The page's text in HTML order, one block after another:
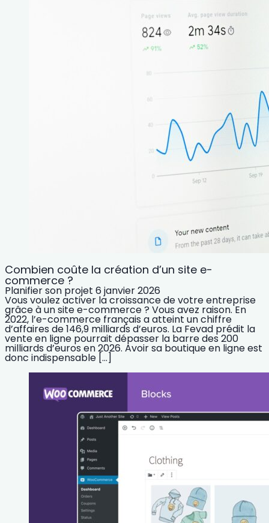
Combien coûte la création d’un site e-
commerce ?
Planifier son projet 6 janvier 2026
Vous voulez activer la croissance de votre entreprise
grâce à un site e-commerce ? Vous avez raison. En
2022, l’e-commerce français a atteint un chiffre
d’affaires de 146,9 milliards d’euros. La Fevad prédit la
vente en ligne pourrait dépasser la barre des 200
milliards d’euros en 2026. Avoir sa boutique en ligne est
donc indispensable […]